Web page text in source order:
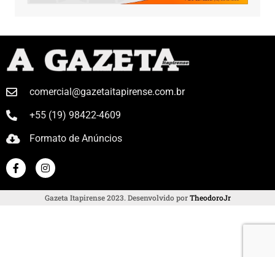
comercial@gazetaitapirense.com.br
+55 (19) 98422-4609
Formato de Anúncios
Gazeta Itapirense 2023. Desenvolvido porTheodoroJr